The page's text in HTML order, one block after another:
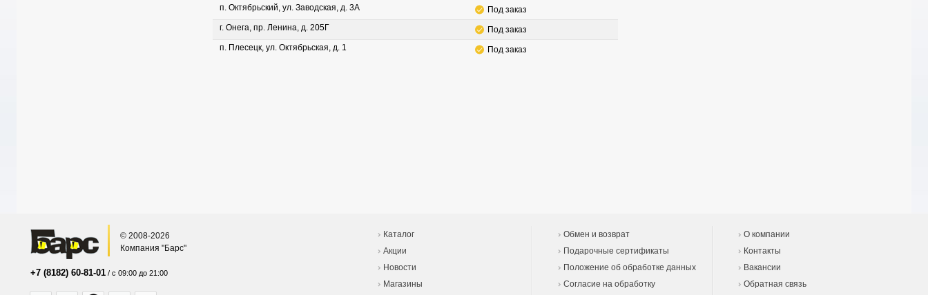
п. Октябрьский, ул. Заводская, д. 3А
Под заказ
г. Онега, пр. Ленина, д. 205Г
Под заказ
п. Плесецк, ул. Октябрьская, д. 1
Под заказ
© 2008-2026
Компания "Барс"
+7 (8182) 60-81-01 / с 09:00 до 21:00
Каталог
Акции
Новости
Магазины
Обмен и возврат
Подарочные сертификаты
Положение об обработке данных
Согласие на обработку
О компании
Контакты
Вакансии
Обратная связь